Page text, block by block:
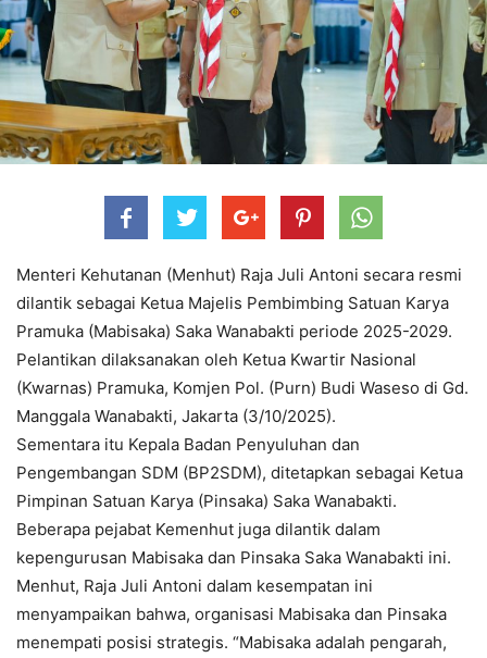
Menteri Kehutanan (Menhut) Raja Juli Antoni secara resmi
dilantik sebagai Ketua Majelis Pembimbing Satuan Karya
Pramuka (Mabisaka) Saka Wanabakti periode 2025-2029.
Pelantikan dilaksanakan oleh Ketua Kwartir Nasional
(Kwarnas) Pramuka, Komjen Pol. (Purn) Budi Waseso di Gd.
Manggala Wanabakti, Jakarta (3/10/2025).
Sementara itu Kepala Badan Penyuluhan dan
Pengembangan SDM (BP2SDM), ditetapkan sebagai Ketua
Pimpinan Satuan Karya (Pinsaka) Saka Wanabakti.
Beberapa pejabat Kemenhut juga dilantik dalam
kepengurusan Mabisaka dan Pinsaka Saka Wanabakti ini.
Menhut, Raja Juli Antoni dalam kesempatan ini
menyampaikan bahwa, organisasi Mabisaka dan Pinsaka
menempati posisi strategis. “Mabisaka adalah pengarah,